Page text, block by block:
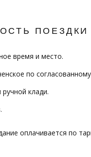
ПОЕЗДКИ
время и место.
по
клади.
оплачивается по